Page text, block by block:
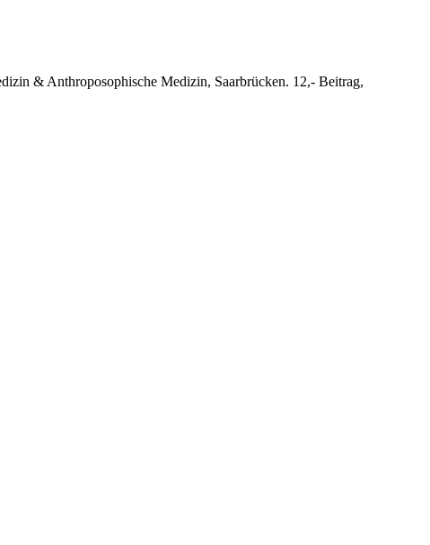
& Anthroposophische Medizin, Saarbrücken. 12,- Beitrag,